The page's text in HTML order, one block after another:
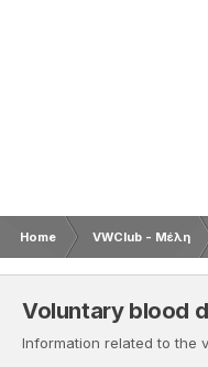
Home VWClub - Μέλη
Voluntary blood
Information related to the